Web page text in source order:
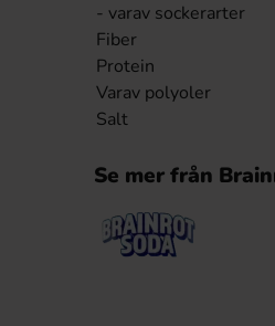
- varav sockerarter
Fiber
Protein
Varav polyoler
Salt
Se mer från